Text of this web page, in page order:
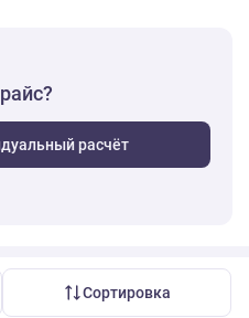
расчёт
Сортировка